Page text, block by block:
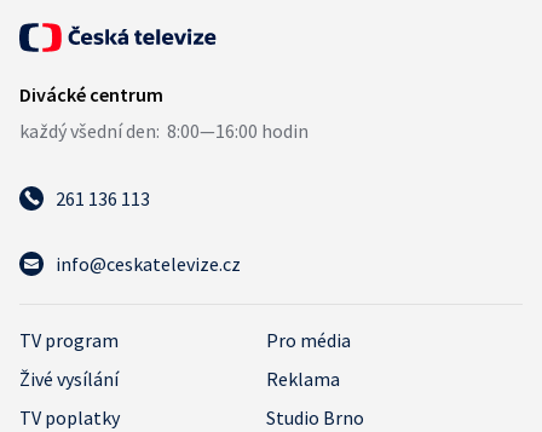
261 136 113
info@ceskatelevize.cz
TV program
Pro média
Živé vysílání
Reklama
TV poplatky
Studio Brno